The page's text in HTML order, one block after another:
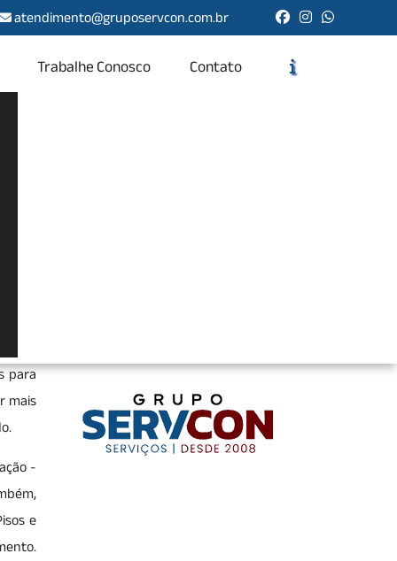
atendimento@gruposervcon.com.br
Trabalhe Conosco Contato
para
mais
-
e